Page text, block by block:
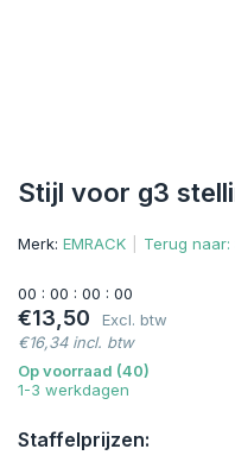
Stijl voor g3
Merk: EMRACK Terug naar:
00 : 00 : 00 : 00
€13,50
Excl. btw
€16,34 incl. btw
Op voorraad (40)
1-3 werkdagen
Staffelprijzen: